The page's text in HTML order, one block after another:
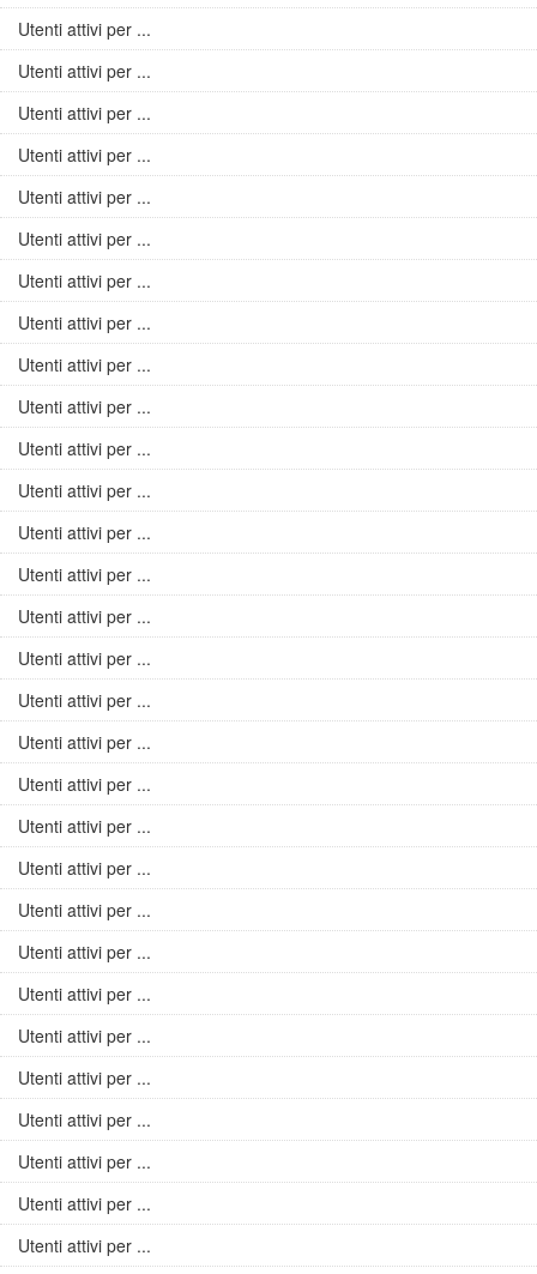
Utenti attivi per ...
Utenti attivi per ...
Utenti attivi per ...
Utenti attivi per ...
Utenti attivi per ...
Utenti attivi per ...
Utenti attivi per ...
Utenti attivi per ...
Utenti attivi per ...
Utenti attivi per ...
Utenti attivi per ...
Utenti attivi per ...
Utenti attivi per ...
Utenti attivi per ...
Utenti attivi per ...
Utenti attivi per ...
Utenti attivi per ...
Utenti attivi per ...
Utenti attivi per ...
Utenti attivi per ...
Utenti attivi per ...
Utenti attivi per ...
Utenti attivi per ...
Utenti attivi per ...
Utenti attivi per ...
Utenti attivi per ...
Utenti attivi per ...
Utenti attivi per ...
Utenti attivi per ...
Utenti attivi per ...